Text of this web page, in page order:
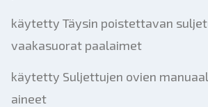
käytetty Täysin poistettavan
vaakasuorat paalaimet
käytetty Suljettujen ovien
aineet